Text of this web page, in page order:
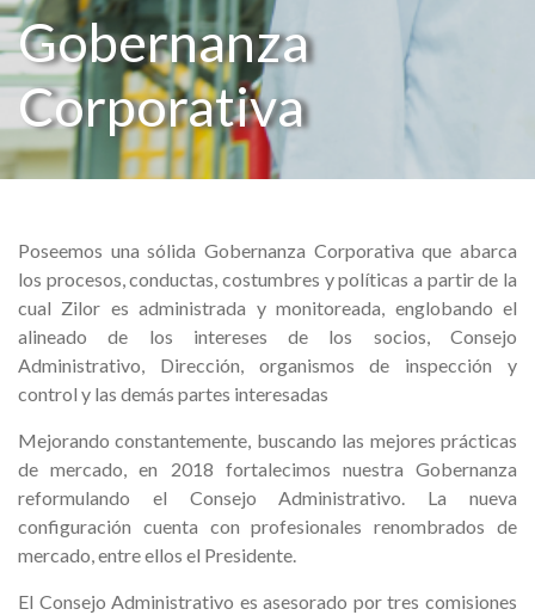
Gobernanza
Corporativa
Poseemos una sólida Gobernanza Corporativa que abarca
los procesos, conductas, costumbres y políticas a partir de la
cual Zilor es administrada y monitoreada, englobando el
alineado de los intereses de los socios, Consejo
Administrativo, Dirección, organismos de inspección y
control y las demás partes interesadas
Mejorando constantemente, buscando las mejores prácticas
de mercado, en 2018 fortalecimos nuestra Gobernanza
reformulando el Consejo Administrativo. La nueva
configuración cuenta con profesionales renombrados de
mercado, entre ellos el Presidente.
El Consejo Administrativo es asesorado por tres comisiones